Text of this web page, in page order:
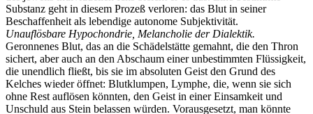
Substanz geht in diesem Prozeß verloren: das Blut in seiner
Beschaffenheit als lebendige autonome Subjektivität.
Unauflösbare Hypochondrie, Melancholie der Dialektik.
Geronnenes Blut, das an die Schädelstätte gemahnt, die den Thron
sichert, aber auch an den Abschaum einer unbestimmten Flüssigkeit,
die unendlich fließt, bis sie im absoluten Geist den Grund des
Kelches wieder öffnet: Blutklumpen, Lymphe, die, wenn sie sich
ohne Rest auflösen könnten, den Geist in einer Einsamkeit und
Unschuld aus Stein belassen würden. Vorausgesetzt, man könnte